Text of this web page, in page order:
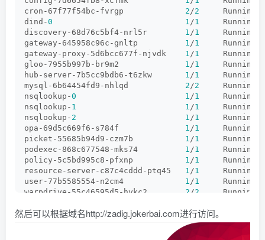
cron-67f77f54bc-fvrgp 2/2
dind-0 1/1
discovery-68d76c5bf4-nrl5r 1/1
gateway-645958c96c-gnltp 1/1
gateway-proxy-5d6bcc677f-njvdk 1/1
gloo-7955b997b-br9m2 1/1
hub-server-7b5cc9bdb6-t6zkw 1/1
mysql-6b64454fd9-nhlqd 2/2
nsqlookup-0 1/1
nsqlookup- 1 1/1
nsqlookup- 2 1/1
opa-69d5c669f6-s784f 1/1
picket-55685b94d9-czm7b 1/1
podexec-868c677548-mks74 1/1
policy-5c5bd995c8-pfxnp 1/1
resource-server-c87c4cddd-ptq45 1/1
user-77b5585554-n2cm4 1/1
warpdrive-55c46595d5-hvkc2 2 /2
zadig-dex-d9df5944f-vgdkc 1/1
zadig-minio-5c576d44c8-rnkmp 1/1
zadig-mongodb-6dfb6f676f-9v5rq
1
然后可以根据域名http://zadig.jokerbai.com进行访问。